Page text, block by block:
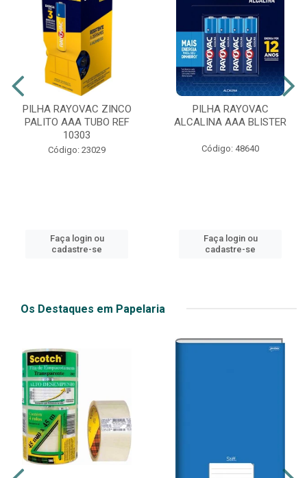
PILHA RAYOVAC ZINCO
PALITO AAA TUBO REF
10303
Código: 23029
Faça login ou
cadastre-se
PILHA RAYOVAC
ALCALINA AAA BLISTER
Código: 48640
Faça login ou
cadastre-se
Os Destaques em Papelaria